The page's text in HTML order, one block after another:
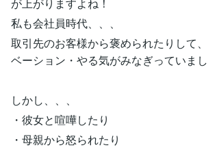
私も会社員時代、、、
取引先のお客様から褒められたりして
ベーション・やる気がみなぎっていまし
しかし、、、
・彼女と喧嘩したり
・母親から怒られたり